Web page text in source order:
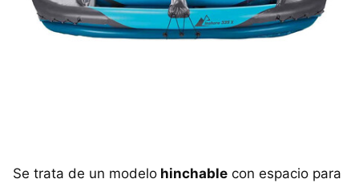
Se trata de un modelo hinchable con espacio para